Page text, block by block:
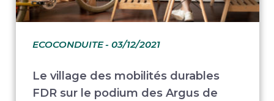
ECOCONDUITE- 03/12/2021
Le village des mobilités durables
FDR sur le podium des Argus de